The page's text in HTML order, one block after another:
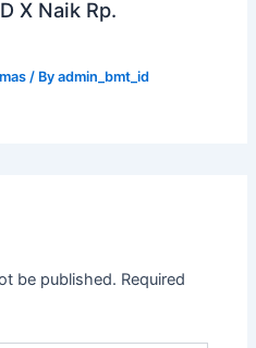
X Naik Rp.
/ Byadmin_bmt_id
be published. Required